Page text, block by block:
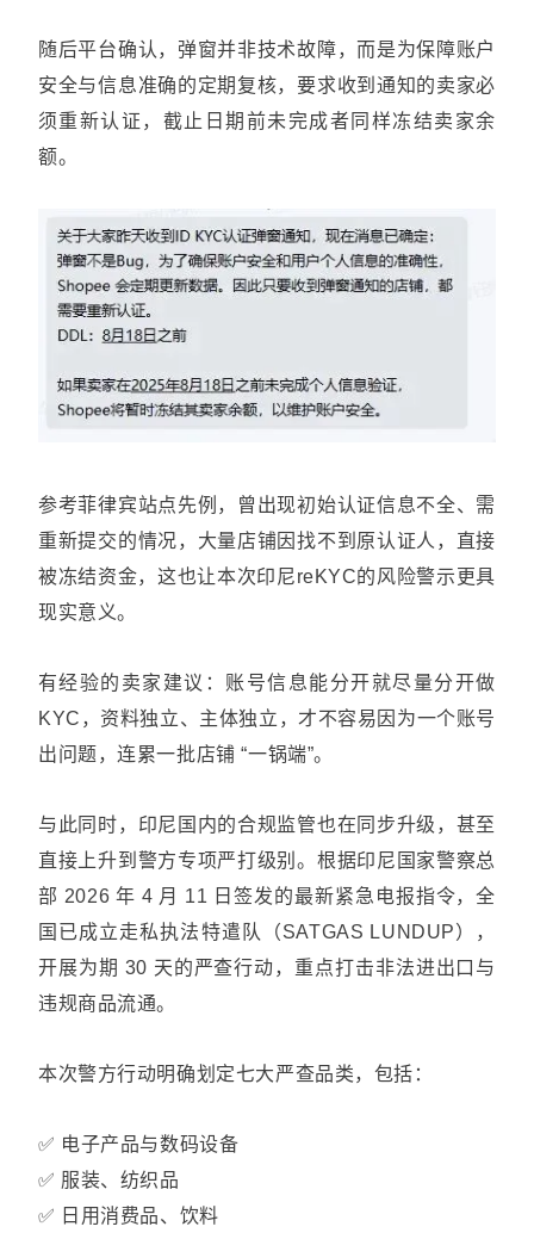
随后平台确认，弹窗并非技术故障，而是为保障账户
安全与信息准确的定期复核，要求收到通知的卖家必
须重新认证，截止日期前未完成者同样冻结卖家余
额。
参考菲律宾站点先例，曾出现初始认证信息不全、需
重新提交的情况，大量店铺因找不到原认证人，直接
被冻结资金，这也让本次印尼reKYC的风险警示更具
现实意义。
有经验的卖家建议：账号信息能分开就尽量分开做
KYC，资料独立、主体独立，才不容易因为一个账号
出问题，连累一批店铺 “一锅端”。
与此同时，印尼国内的合规监管也在同步升级，甚至
直接上升到警方专项严打级别。根据印尼国家警察总
部 2026 年 4 月 11 日签发的最新紧急电报指令，全
国已成立走私执法特遣队（SATGAS LUNDUP），
开展为期 30 天的严查行动，重点打击非法进出口与
违规商品流通。
本次警方行动明确划定七大严查品类，包括：
✅ 电子产品与数码设备
✅ 服装、纺织品
✅ 日用消费品、饮料